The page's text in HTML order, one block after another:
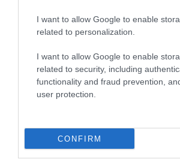
I want to allow Google to enable
related to personalization.
I want to allow Google to enable
related to security, including
functionality and fraud prevention,
user protection.
CONFIRM
πετρελαίου.
Την ίδια ώρα, οιαπωνικός
Nikkeiσημείωσε άνοδο 3%
μετά την ανακοίνωση της
συμφωνίας ΗΠΑ και Ιράν.
Προσθήκη ως
πηγή στην Google